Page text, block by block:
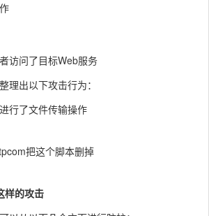
访问了目标Web服务
理出以下攻击行为：
行了文件传输操作
把这个脚本删掉
样的攻击